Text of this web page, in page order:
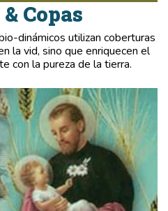
Copas
dinámicos utilizan coberturas
la vid, sino que enriquecen el
con la pureza de la tierra.